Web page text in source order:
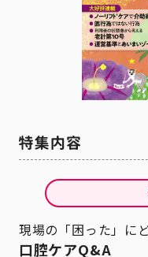
現場の「困った」に
口腔ケアQ&A